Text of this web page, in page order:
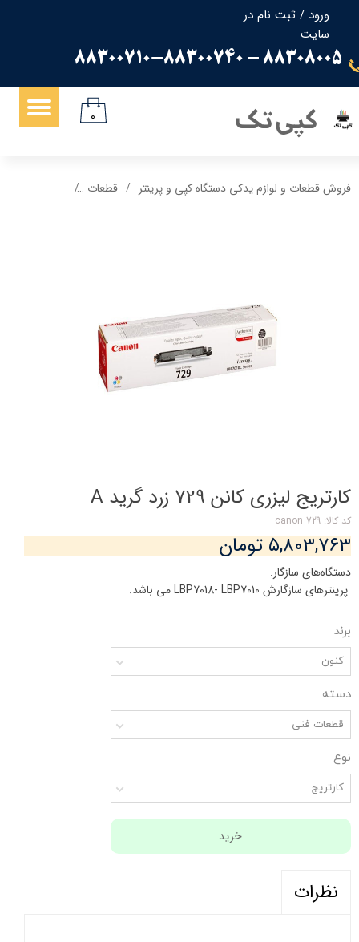
ورود / ثبت نام در
سایت
حساب کاربری من
تغییر گذر واژه
سفارشات
88308005 - 88300710-88300740
کپی تک ۰
فروش قطعات و لوازم یدکی دستگاه کپی و پرینتر قطعات
کارتریج لیزری کانن 729 زرد گرید A
کد کالا: canon 729
۵,۸۰۳,۷۶۳ تومان
دستگاه‌های سازگار.
پرینترهای سازگارش LBP7018- LBP7010 می باشد.
برند
کنون
دسته
قطعات فنی
نوع
کارتریج
خرید
نظرات